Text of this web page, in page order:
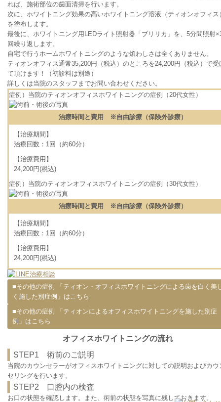
れば、施術部位の歯面清掃を行います。
次に、ホワイトニング効果の高いホワイトニング溶液（ティオンオフィス
を塗布します。
最後に、ホワイトニング用LEDライト照射器「ブリリカ」を、5分間照射
回繰り返します。
自宅で行うホームホワイトニングのような煩わしさは全くありません。
ティオンオフィス通常35,200円（税込）のところを24,200円（税込）で受
て頂けます！（初診料は別途）
詳しくは当院のスタッフまでお問い合わせください。
症例）当院のティオンオフィスホワイトニングの症例（20代女性）
治療時間と費用 ※自由診療（保険外診療）
【治療期間】
治療回数：1回（約60分）
【治療費用】
24,200円(税込)
症例）当院のティオンオフィスホワイトニングの症例（30代女性）
治療時間と費用 ※自由診療（保険外診療）
【治療期間】
治療回数：1回（約60分）
【治療費用】
24,200円(税込)
■その他の症例 「ティオン・オフィスホワイトニングによる歯を白く美
く施した別症例」はこちら
■その他の症例 「ティオンによるオフィスホワイトニングを施した別症
例」はこちら
オフィスホワイトニングの流れ
STEP1 術前のご説明
当院のカウンセラーがオフィスホワイトニングに対しての説明およびカウ
セリングを行います。
STEP2 口腔内の検査
お口の状態を確認します。また、術前の状態を写真に残しておきます。